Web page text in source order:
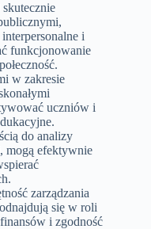
skutecznie
i
funkcjonowanie
w zakresie
uczniów i
do analizy
mogą efektywnie
zarządzania
się w roli
i zgodność